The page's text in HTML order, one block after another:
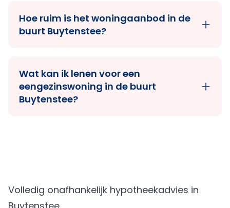
Hoe ruim is het woningaanbod in de
buurt Buytenstee?
Wat kan ik lenen voor een
eengezinswoning in de buurt
Buytenstee?
Volledig onafhankelijk hypotheekadvies in